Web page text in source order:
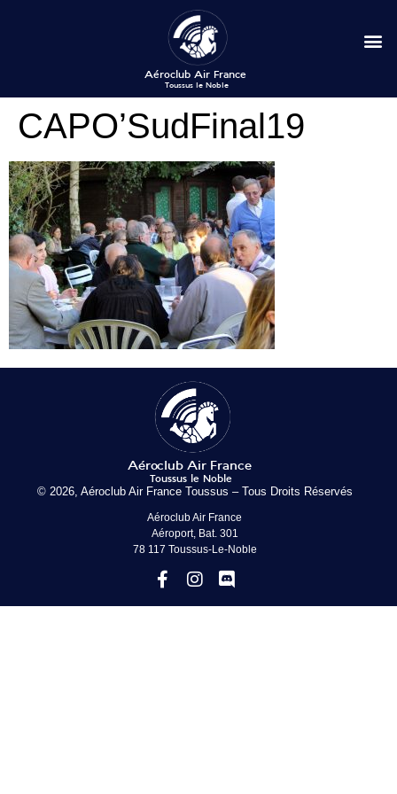
CAPO’SudFinal19
© 2026, Aéroclub Air France Toussus – Tous Droits Réservés
Aéroclub Air France
Aéroport, Bat. 301
78 117 Toussus-Le-Noble